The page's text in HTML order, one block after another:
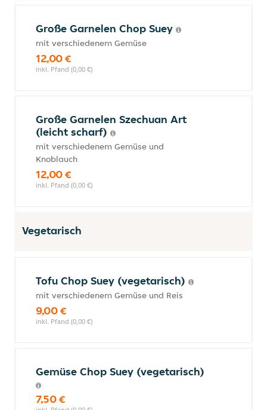
Große Garnelen Chop Suey
mit verschiedenem Gemüse
12,00 €
inkl. Pfand (0,00 €)
Große Garnelen Szechuan Art
(leicht scharf)
mit verschiedenem Gemüse und
Knoblauch
12,00 €
inkl. Pfand (0,00 €)
Vegetarisch
Tofu Chop Suey (vegetarisch)
mit verschiedenem Gemüse und Reis
9,00 €
inkl. Pfand (0,00 €)
Gemüse Chop Suey (vegetarisch)
7,50 €